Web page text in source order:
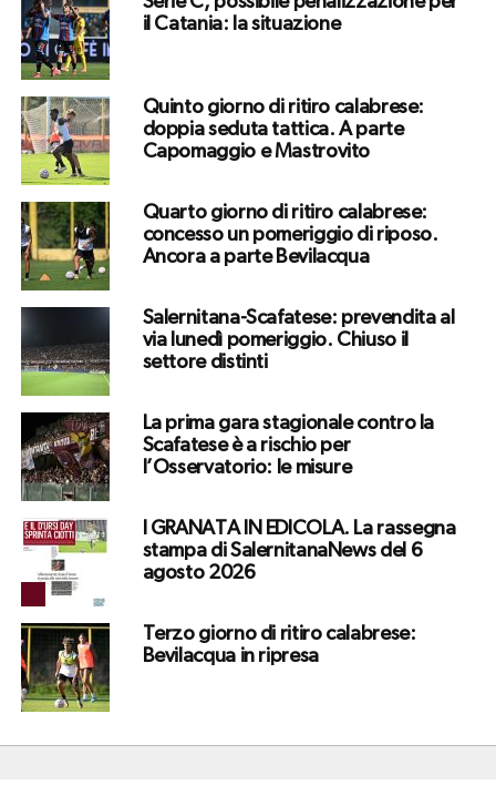
il Catania: la situazione
Quinto giorno di ritiro calabrese:
doppia seduta tattica. A parte
Capomaggio e Mastrovito
Quarto giorno di ritiro calabrese:
concesso un pomeriggio di riposo.
Ancora a parte Bevilacqua
Salernitana-Scafatese: prevendita al
via lunedì pomeriggio. Chiuso il
settore distinti
La prima gara stagionale contro la
Scafatese è a rischio per
l’Osservatorio: le misure
I GRANATA IN EDICOLA. La rassegna
stampa di SalernitanaNews del 6
agosto 2026
Terzo giorno di ritiro calabrese:
Bevilacqua in ripresa